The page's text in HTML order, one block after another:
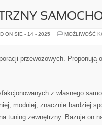
ON SIE - 14 - 2025
MOŻLIWOŚĆ
przewozowych. Proponują
z własnego
modniej, znacznie bardziej
tuning zewnętrzny. Bazuje on